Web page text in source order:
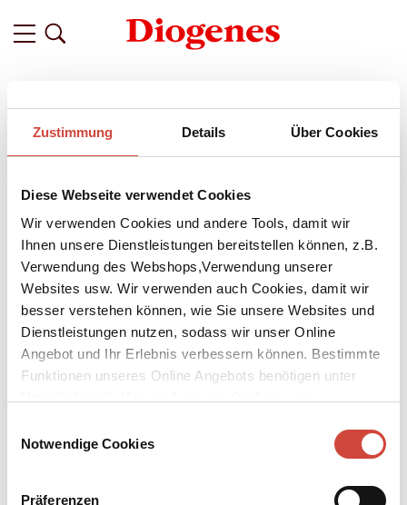
Zustimmung Details Über Cookies
Diese Webseite verwendet Cookies
Wir verwenden Cookies und andere Tools, damit wir
Ihnen unsere Dienstleistungen bereitstellen können, z.B.
Verwendung des Webshops,Verwendung unserer
Websites usw. Wir verwenden auch Cookies, damit wir
besser verstehen können, wie Sie unsere Websites und
Dienstleistungen nutzen, sodass wir unser Online
Angebot und Ihr Erlebnis verbessern können. Bestimmte
Funktionen unseres Online Angebots benötigen unter
Notwendige Cookies
Präferenzen
Related Featured
vor 11 Jahren
Eine Fotosafari durch den Diogenes
Verlag. Teil 3.
Welch hübschen, hilfreichen und teils bizarren Schildern,
Beschriftungen und Zeichnungen man bei einem Streifzug
durch das Verlagsgebäude an der Sprecherstrasse 8 in Zürich
begegnen kann.
Eine Bilderstrecke in drei Teilen. Heute: der Keller.